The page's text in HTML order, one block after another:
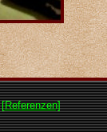
[Referenzen]